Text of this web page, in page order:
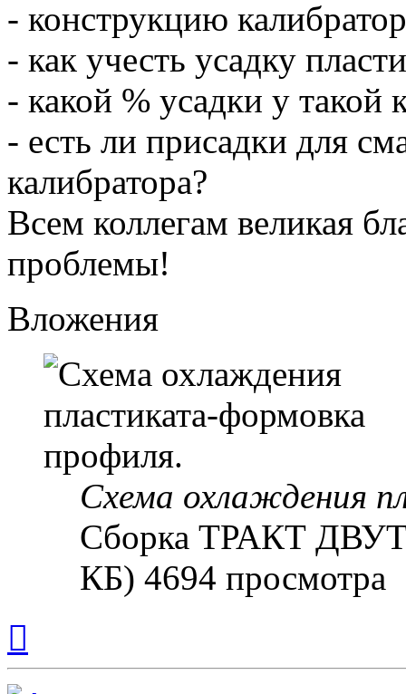
- конструкцию
- как учесть усадку
- какой % усадки у такой
- есть ли присадки для
калибратора?
Всем коллегам великая
проблемы!
Вложения
Схема охлаждения
Сборка ТРАКТ
КБ) 4694 просмотра
началу